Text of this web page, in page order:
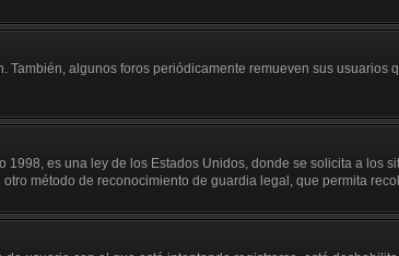
algunos foros periódicamente remueven sus
es una ley de los Estados Unidos, donde se solicita a los
método de reconocimiento de guardia legal, que permita